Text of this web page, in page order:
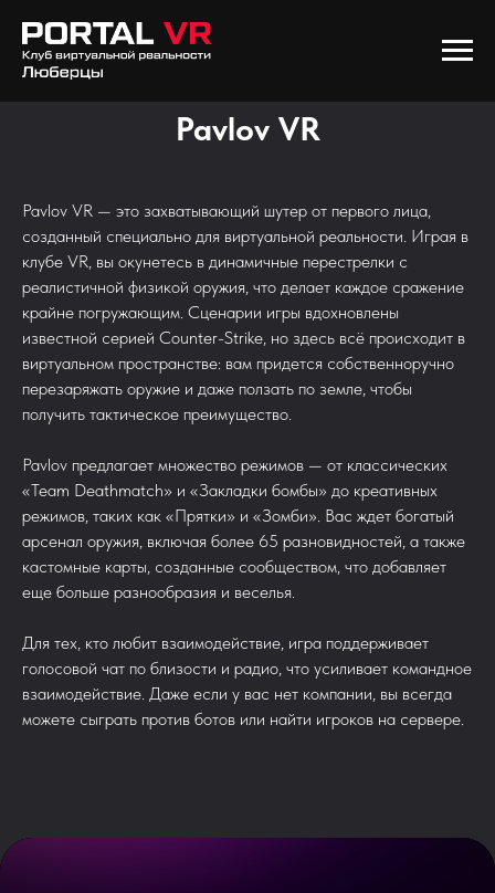
Pavlov VR
Pavlov VR — это захватывающий шутер от первого лица,
созданный специально для виртуальной реальности. Играя в
клубе VR, вы окунетесь в динамичные перестрелки с
реалистичной физикой оружия, что делает каждое сражение
крайне погружающим. Сценарии игры вдохновлены
известной серией Counter-Strike, но здесь всё происходит в
виртуальном пространстве: вам придется собственноручно
перезаряжать оружие и даже ползать по земле, чтобы
получить тактическое преимущество.
Pavlov предлагает множество режимов — от классических
«Team Deathmatch» и «Закладки бомбы» до креативных
режимов, таких как «Прятки» и «Зомби». Вас ждет богатый
арсенал оружия, включая более 65 разновидностей, а также
кастомные карты, созданные сообществом, что добавляет
еще больше разнообразия и веселья.
Для тех, кто любит взаимодействие, игра поддерживает
голосовой чат по близости и радио, что усиливает командное
взаимодействие. Даже если у вас нет компании, вы всегда
можете сыграть против ботов или найти игроков на сервере.